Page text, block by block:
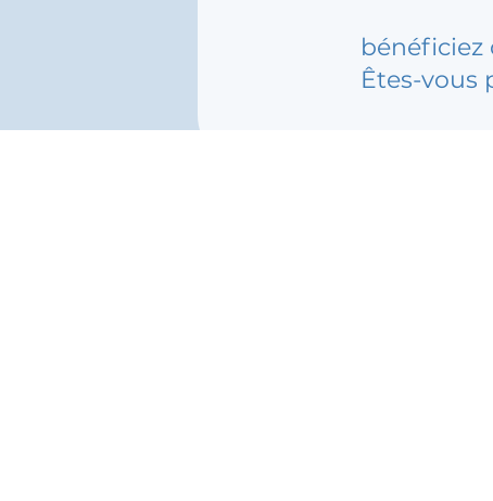
bénéficiez
Êtes-vous